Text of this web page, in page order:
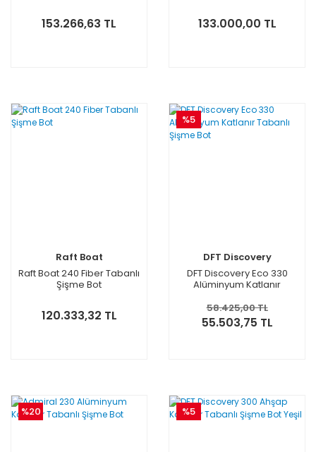
153.266,63 TL 133.000,00 TL
Raft Boat
Raft Boat 240 Fiber Tabanlı
Şişme Bot
120.333,32 TL
%5
DFT Discovery
DFT Discovery Eco 330
Alüminyum Katlanır
58.425,00 TL
55.503,75 TL
%20 %5